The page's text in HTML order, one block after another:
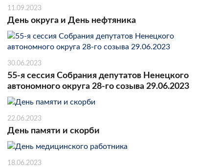
11.09.2023
День округа и День нефтяника
30.06.2023
55-я сессия Собрания депутатов Ненецкого
автономного округа 28-го созыва 29.06.2023
22.06.2023
День памяти и скорби
18.06.2023